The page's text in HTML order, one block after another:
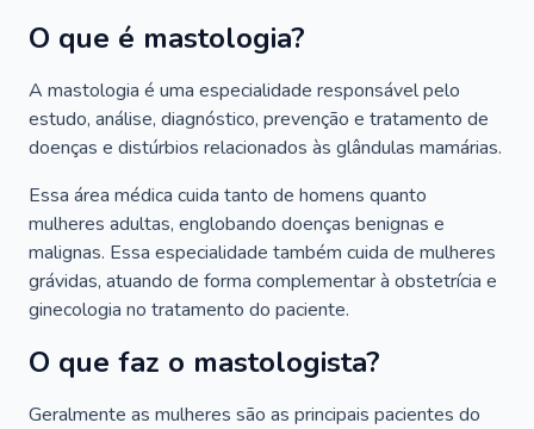
O que é mastologia?
A mastologia é uma especialidade responsável pelo
estudo, análise, diagnóstico, prevenção e tratamento de
doenças e distúrbios relacionados às glândulas mamárias.
Essa área médica cuida tanto de homens quanto
mulheres adultas, englobando doenças benignas e
malignas. Essa especialidade também cuida de mulheres
grávidas, atuando de forma complementar à obstetrícia e
ginecologia no tratamento do paciente.
O que faz o mastologista?
Geralmente as mulheres são as principais pacientes do